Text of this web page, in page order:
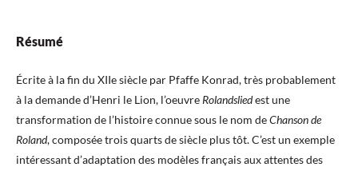
Résumé
Écrite à la fin du XIIe siècle par Pfaffe Konrad, très probablement
à la demande d’Henri le Lion, l’oeuvre Rolandsliedest une
transformation de l’histoire connue sous le nom deChanson de
Roland, composée trois quarts de siècle plus tôt. C’est un exemple
intéressant d’adaptation des modèles français aux attentes des